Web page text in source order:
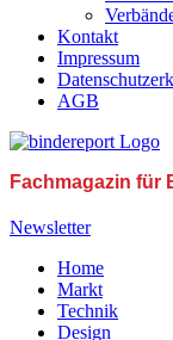
Kontakt
Impressum
AGB
Fachmagazin für
Newsletter
Home
Markt
Technik
Design